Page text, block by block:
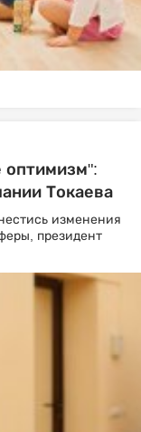
Токаева
изменения
президент